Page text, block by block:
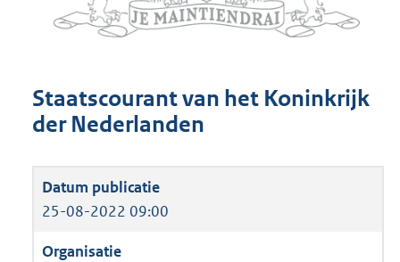
Staatscourant van het Koninkrijk
der Nederlanden
25-08-2022 09:00